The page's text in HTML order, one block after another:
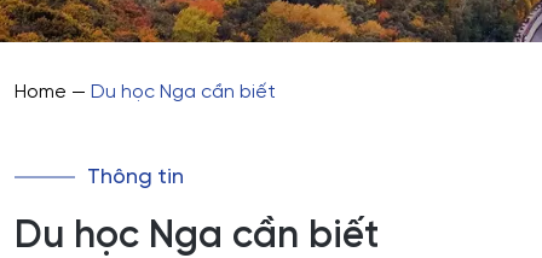
Home — Du học Nga cần biết
Thông tin
Du học Nga cần biết